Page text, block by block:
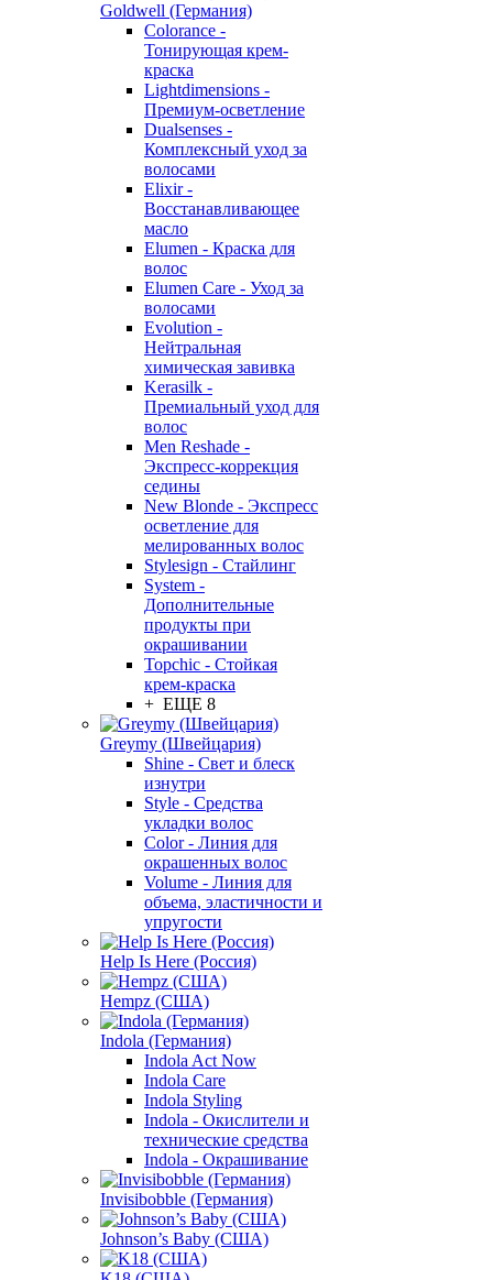
Goldwell (Германия)
Colorance -
Тонирующая крем-
краска
Lightdimensions -
Премиум-осветление
Dualsenses -
Комплексный уход за
волосами
Elixir -
Восстанавливающее
масло
Elumen - Краска для
волос
Elumen Care - Уход за
волосами
Evolution -
Нейтральная
химическая завивка
Kerasilk -
Премиальный уход для
волос
Men Reshade -
Экспресс-коррекция
седины
New Blonde - Экспресс
осветление для
мелированных волос
Stylesign - Стайлинг
System -
Дополнительные
продукты при
окрашивании
Topchic - Стойкая
крем-краска
+ ЕЩЕ 8
Greymy (Швейцария)
Shine - Свет и блеск
изнутри
Style - Средства
укладки волос
Color - Линия для
окрашенных волос
Volume - Линия для
объема, эластичности и
упругости
Help Is Here (Россия)
Hempz (США)
Indola (Германия)
Indola Act Now
Indola Care
Indola Styling
Indola - Окислители и
технические средства
Indola - Окрашивание
Invisibobble (Германия)
Johnson’s Baby (США)